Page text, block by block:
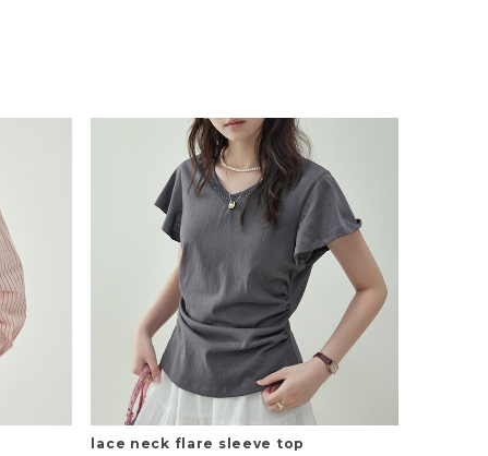
lace neck flare sleeve top